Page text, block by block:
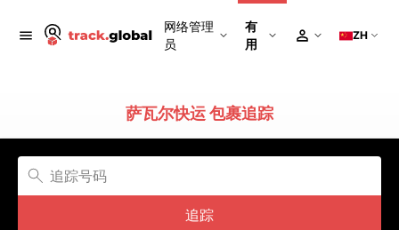
网络管理
员
有
用
ZH
萨瓦尔快运 包裹追踪
追踪